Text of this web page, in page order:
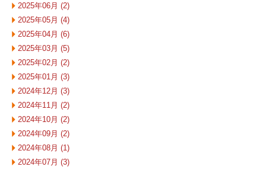
2025年06月 (2)
2025年05月 (4)
2025年04月 (6)
2025年03月 (5)
2025年02月 (2)
2025年01月 (3)
2024年12月 (3)
2024年11月 (2)
2024年10月 (2)
2024年09月 (2)
2024年08月 (1)
2024年07月 (3)